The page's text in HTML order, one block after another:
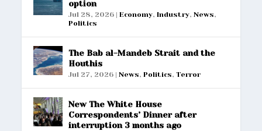
option
Jul 28, 2026 |Economy,Industry,News,
Politics
The Bab al-Mandeb Strait and the
Houthis
Jul 27, 2026 |News,Politics,Terror
New The White House
Correspondents’ Dinner after
interruption 3 months ago